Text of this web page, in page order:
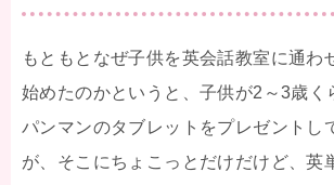
もともとなぜ子供を英会話教室に通わ
始めたのかというと、子供が2～3歳く
パンマンのタブレットをプレゼントし
が、そこにちょこっとだけだけど、英